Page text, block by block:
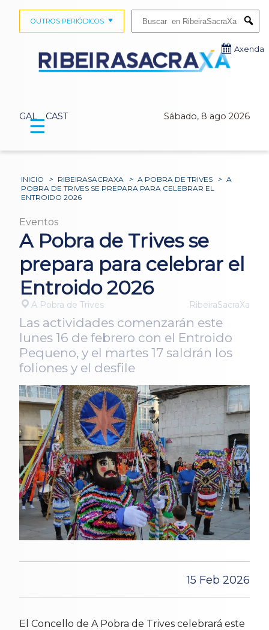
GAL CAST Sábado, 8 ago 2026
OUTROS PERIÓDICOS
Axenda
☰
INICIO > RIBEIRASACRAXA > A POBRA DE TRIVES > A
POBRA DE TRIVES SE PREPARA PARA CELEBRAR EL
ENTROIDO 2026
Eventos
A Pobra de Trives se
prepara para celebrar el
Entroido 2026
A Pobra de Trives RibeiraSacraXa
Las actividades comenzarán este
lunes 16 de febrero con el Entroido
Pequeno, y el martes 17 saldrán los
foliones y el desfile
15 Feb 2026
El Concello de A Pobra de Trives celebrará este